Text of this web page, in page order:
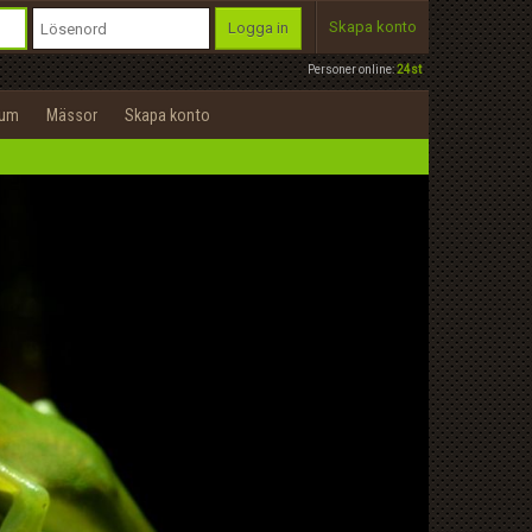
Personer online:24st
Logga in Skapa konto
Mässor Skapa konto